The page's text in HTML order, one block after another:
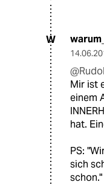
W
Mir ist
einem
hat.
PS:
sich
schon."